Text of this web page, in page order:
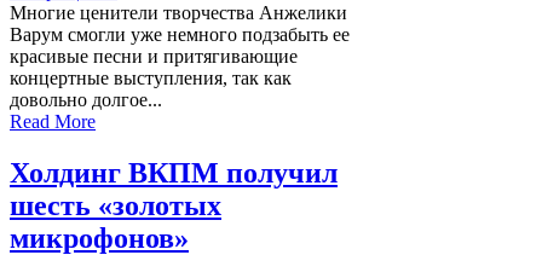
Многие ценители творчества Анжелики
Варум смогли уже немного подзабыть ее
красивые песни и притягивающие
концертные выступления, так как
довольно долгое...
Read More
Холдинг ВКПМ получил
шесть «золотых
микрофонов»